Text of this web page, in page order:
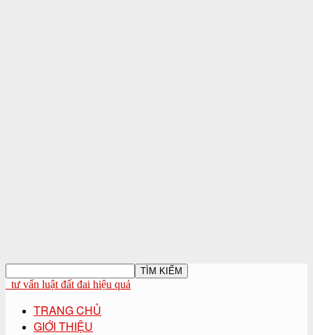
tư vấn luật đất đai hiệu quả
TRANG CHỦ
GIỚI THIỆU